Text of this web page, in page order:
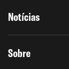
Notícias
Sobre